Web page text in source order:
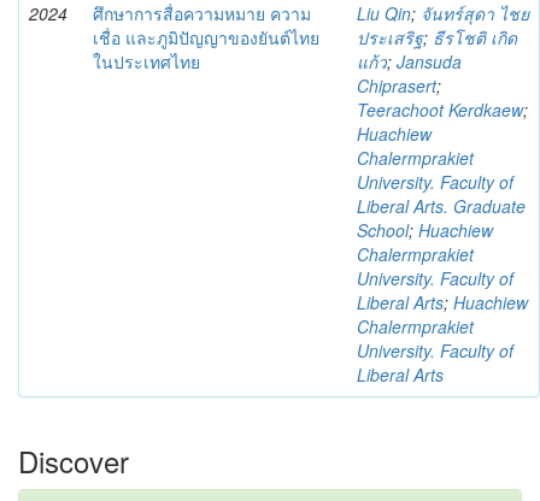
2024
ศึกษาการสื่อความหมาย ความ
เชื่อ และภูมิปัญญาของยันต์ไทย
ในประเทศไทย
Liu Qin; จันทร์สุดา ไชย
ประเสริฐ; ธีรโชติ เกิด
แก้ว; Jansuda
Chiprasert;
Teerachoot Kerdkaew;
Huachiew
Chalermprakiet
University. Faculty of
Liberal Arts. Graduate
School; Huachiew
Chalermprakiet
University. Faculty of
Liberal Arts; Huachiew
Chalermprakiet
University. Faculty of
Liberal Arts
Discover